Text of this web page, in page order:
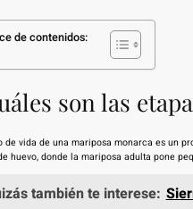
de contenidos:
son las
de vida de una mariposa monarca es un
huevo, donde la mariposa adulta pone
también te interese: